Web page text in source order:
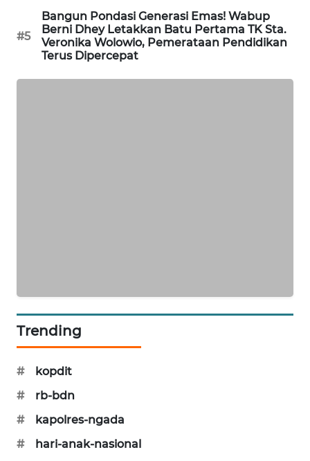
#5
Bangun Pondasi Generasi Emas! Wabup
Berni Dhey Letakkan Batu Pertama TK Sta.
Veronika Wolowio, Pemerataan Pendidikan
Terus Dipercepat
Trending
#
kopdit
#
rb-bdn
#
kapolres-ngada
#
hari-anak-nasional
HUMBANG
NEWS
GARONGGANG
NEWS
NEWS
ANUGERAH
AKHLAK
ID